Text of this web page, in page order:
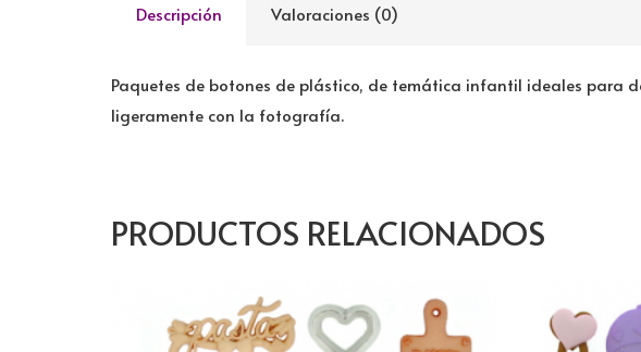
Descripción Valoraciones (0)
Paquetes de botones de plástico, de temática infantil ideales para
ligeramente con la fotografía.
PRODUCTOS RELACIONADOS